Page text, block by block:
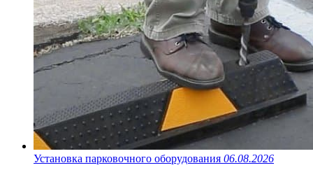
Установка парковочного оборудования 06.08.2026